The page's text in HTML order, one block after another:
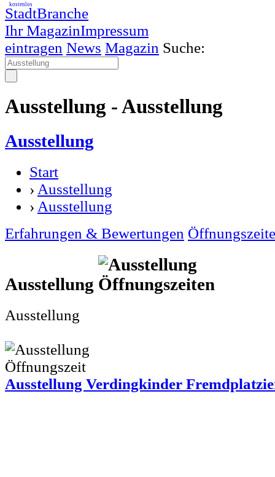
StadtBranche
Ihr MagazinImpressum
kostenlos
eintragen News Magazin Suche:
Ausstellung - Ausstellung
Ausstellung
Start
› Ausstellung
› Ausstellung
Erfahrungen & Bewertungen
Ausstellung
Ausstellung
Ausstellung Verdingkinder